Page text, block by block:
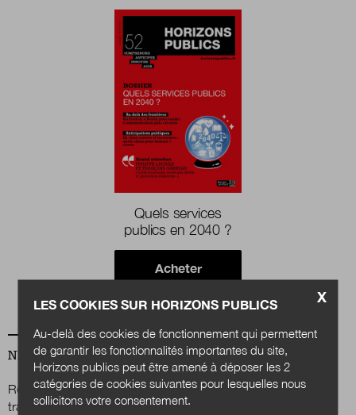
Qui sommes-nous ?
Nous contacter
Newsletter
Renseignez votre email afin de suivre l'actualité
de la transformation publique.
Nous suivre sur Twittersur LinkedIn
Quels services
publics en 2040 ?
Acheter
NEWSLETTER
Renseignez votre email afin de suivre l'actualité de la
transformation publique.
X
LES COOKIES SUR HORIZONS PUBLICS
Au-delà des cookies de fonctionnement qui permettent
de garantir les fonctionnalités importantes du site,
Horizons publics peut être amené à déposer les 2
catégories de cookies suivantes pour lesquelles nous
sollicitons votre consentement.